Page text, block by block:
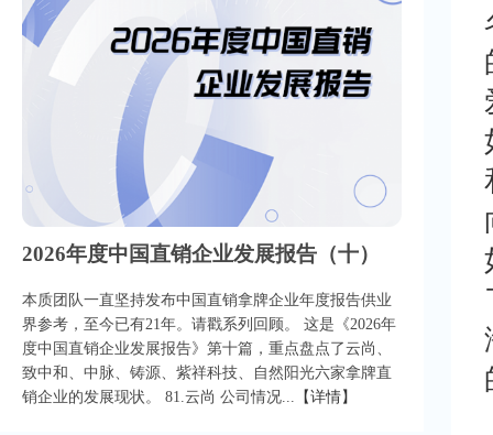
2026年度中国直销企业发展报告（十）
本质团队一直坚持发布中国直销拿牌企业年度报告供业
界参考，至今已有21年。请戳系列回顾。 这是《2026年
度中国直销企业发展报告》第十篇，重点盘点了云尚、
致中和、中脉、铸源、紫祥科技、自然阳光六家拿牌直
销企业的发展现状。 81.云尚 公司情况...
【详情】